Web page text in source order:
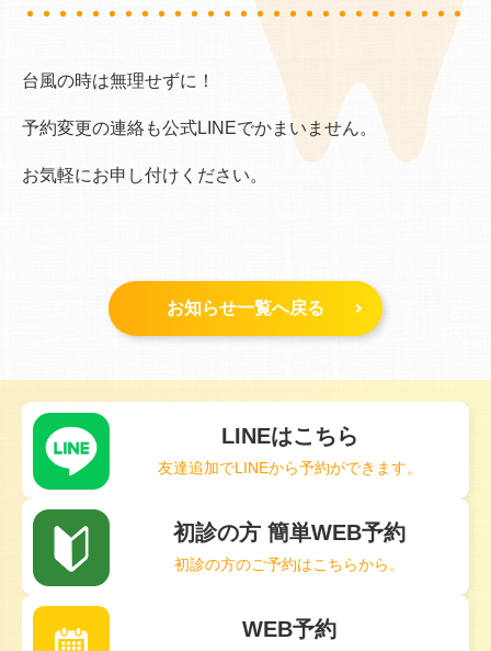
台風の時は無理せずに！
予約変更の連絡も公式LINEでかまいません。
お気軽にお申し付けください。
お知らせ一覧へ戻る
LINEはこちら
友達追加でLINEから予約ができます。
初診の方 簡単WEB予約
初診の方のご予約はこちらから。
WEB予約